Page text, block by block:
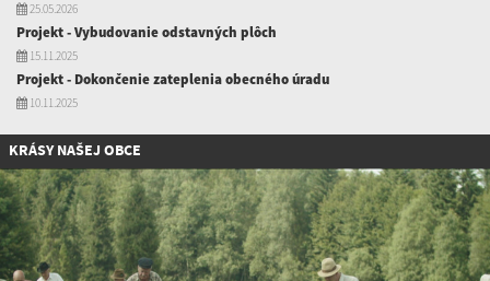
25.05.2026
Projekt - Vybudovanie odstavných plôch
15.11.2025
Projekt - Dokončenie zateplenia obecného úradu
10.11.2025
KRÁSY NAŠEJ OBCE